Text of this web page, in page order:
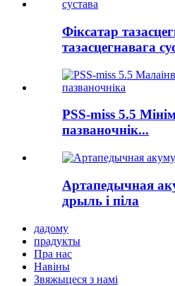
Фіксатар
тазасцегнавага
PSS-miss 5.5
пазваночнік...
Артапедычная
дрыль і піла
дадому
прадукты
Пра нас
Навіны
Звяжыцеся з намі